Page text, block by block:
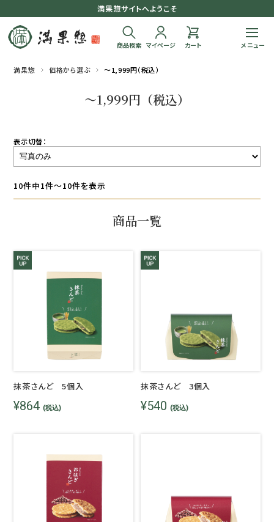
満果惣サイトへようこそ
商品検索 マイページ カート
満果惣 価格から選ぶ ～1,999円（税込）
～1,999円（税込）
表示切替：
10件中1件～10件を表示
商品一覧
抹茶さんど 5個入
¥864 (税込)
抹茶さんど 3個入
¥540 (税込)